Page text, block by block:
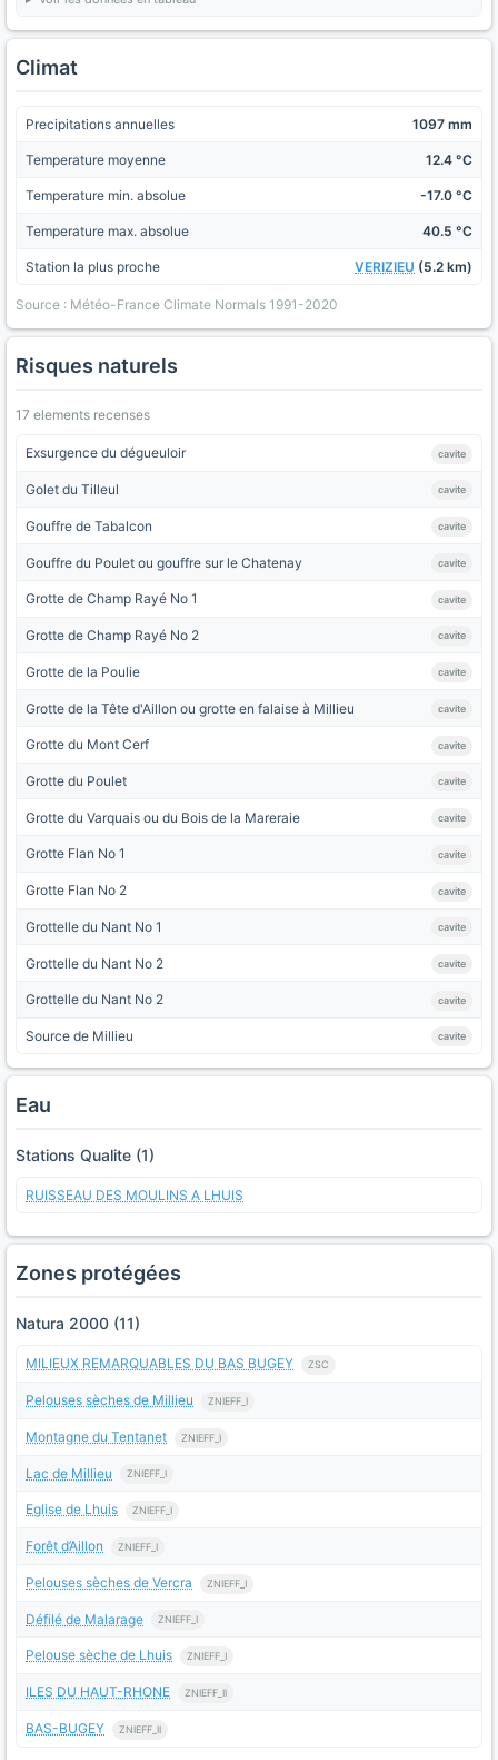
Climat
Precipitations annuelles 1097 mm
Temperature moyenne 12.4 °C
Temperature min. absolue -17.0 °C
Temperature max. absolue 40.5 °C
Station la plus proche VERIZIEU (5.2 km)
Source : Météo-France Climate Normals 1991-2020
Risques naturels
17 elements recenses
Exsurgence du dégueuloir cavite
Golet du Tilleul cavite
Gouffre de Tabalcon cavite
Gouffre du Poulet ou gouffre sur le Chatenay cavite
Grotte de Champ Rayé No 1 cavite
Grotte de Champ Rayé No 2 cavite
Grotte de la Poulie cavite
Grotte de la Tête d'Aillon ou grotte en falaise à Millieu cavite
Grotte du Mont Cerf cavite
Grotte du Poulet cavite
Grotte du Varquais ou du Bois de la Mareraie cavite
Grotte Flan No 1 cavite
Grotte Flan No 2 cavite
Grottelle du Nant No 1 cavite
Grottelle du Nant No 2 cavite
Grottelle du Nant No 2 cavite
Source de Millieu cavite
Eau
Stations Qualite (1)
RUISSEAU DES MOULINS A LHUIS
Zones protégées
Natura 2000 (11)
MILIEUX REMARQUABLES DU BAS BUGEY ZSC
Pelouses sèches de Millieu ZNIEFF_I
Montagne du Tentanet ZNIEFF_I
Lac de Millieu ZNIEFF_I
Eglise de Lhuis ZNIEFF_I
Forêt d’Aillon ZNIEFF_I
Pelouses sèches de Vercra ZNIEFF_I
Défilé de Malarage ZNIEFF_I
Pelouse sèche de Lhuis ZNIEFF_I
ILES DU HAUT-RHONE ZNIEFF_II
BAS-BUGEY ZNIEFF_II